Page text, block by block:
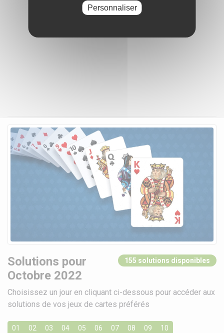
Solutions pour
Octobre 2022
155 solutions disponibles
Choisissez un jour en cliquant ci-dessous pour accéder aux
solutions de vos jeux de cartes préférés
01 02 03 04 05 06 07 08 09 10
Personnaliser